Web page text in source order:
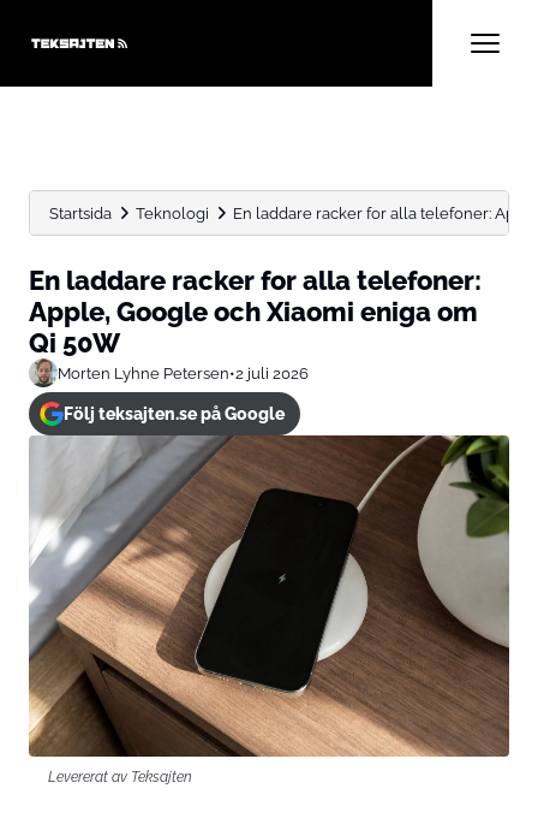
Startsida Teknologi En laddare racker for alla telefoner:
En laddare racker for alla telefoner:
Apple, Google och Xiaomi eniga om
Qi 50W
Morten Lyhne Petersen•2 juli 2026
Följ teksajten.se på Google
Levererat av Teksajten